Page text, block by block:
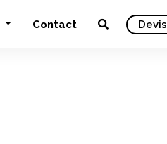
Contact